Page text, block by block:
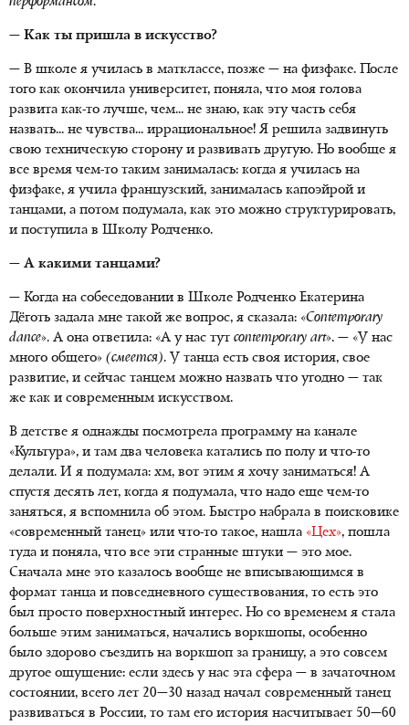
— Как ты пришла в искусство?
— В школе я училась в матклассе, позже — на физфаке. После
того как окончила университет, поняла, что моя голова
развита как-то лучше, чем... не знаю, как эту часть себя
назвать... не чувства... иррациональное! Я решила задвинуть
свою техническую сторону и развивать другую. Но вообще я
все время чем-то таким занималась: когда я училась на
физфаке, я учила французский, занималась капоэйрой и
танцами, а потом подумала, как это можно структурировать,
и поступила в Школу Родченко.
— А какими танцами?
— Когда на собеседовании в Школе Родченко Екатерина
Дёготь задала мне такой же вопрос, я сказала: «Contemporary
dance». А она ответила: «А у нас тут contemporary art». — «У нас
много общего» (смеется). У танца есть своя история, свое
развитие, и сейчас танцем можно назвать что угодно — так
же как и современным искусством.
В детстве я однажды посмотрела программу на канале
«Культура», и там два человека катались по полу и что-то
делали. И я подумала: хм, вот этим я хочу заниматься! А
спустя десять лет, когда я подумала, что надо еще чем-то
заняться, я вспомнила об этом. Быстро набрала в поисковике
«современный танец» или что-то такое, нашла «Цех», пошла
туда и поняла, что все эти странные штуки — это мое.
Сначала мне это казалось вообще не вписывающимся в
формат танца и повседневного существования, то есть это
был просто поверхностный интерес. Но со временем я стала
больше этим заниматься, начались воркшопы, особенно
было здорово съездить на воркшоп за границу, а это совсем
другое ощущение: если здесь у нас эта сфера — в зачаточном
состоянии, всего лет 20—30 назад начал современный танец
развиваться в России, то там его история насчитывает 50—60